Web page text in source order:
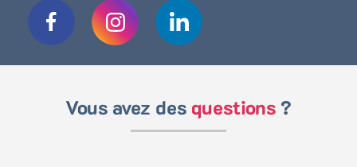
Vous avez des questions ?